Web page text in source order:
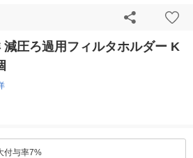
圧ろ過用フィルタホルダー K
付与率7%